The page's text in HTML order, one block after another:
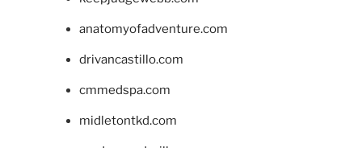
anatomyofadventure.com
drivancastillo.com
cmmedspa.com
midletontkd.com